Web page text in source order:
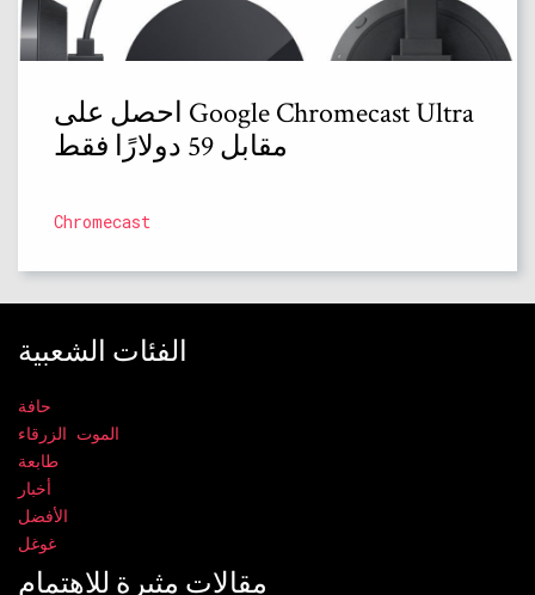
احصل على Google Chromecast Ultra
مقابل 59 دولارًا فقط
Chromecast
الفئات الشعبية
حافة
الموت الزرقاء
طابعة
أخبار
الأفضل
غوغل
مقالات مثيرة للاهتمام